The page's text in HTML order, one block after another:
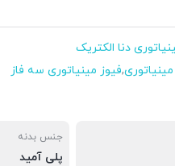
دنا الکتریک
,فیوز مینیاتوری سه فاز
جنس بدنه
پلی آمید